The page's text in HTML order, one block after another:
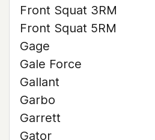
Front Squat 3RM
Front Squat 5RM
Gage
Gale Force
Gallant
Garbo
Garrett
Gator